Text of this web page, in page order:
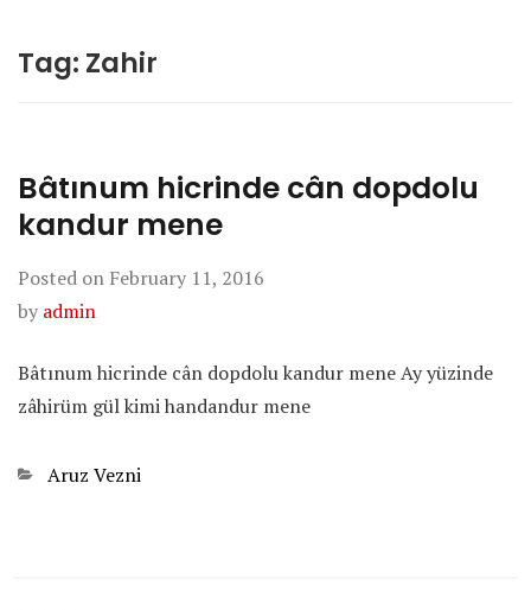
Tag: Zahir
Bâtınum hicrinde cân dopdolu
kandur mene
Posted on February 11, 2016
by admin
Bâtınum hicrinde cân dopdolu kandur mene Ay yüzinde
zâhirüm gül kimi handandur mene
Categories
Aruz Vezni